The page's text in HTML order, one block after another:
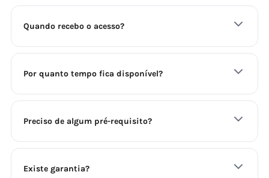
Quando recebo o acesso?
Por quanto tempo fica disponível?
Preciso de algum pré-requisito?
Existe garantia?